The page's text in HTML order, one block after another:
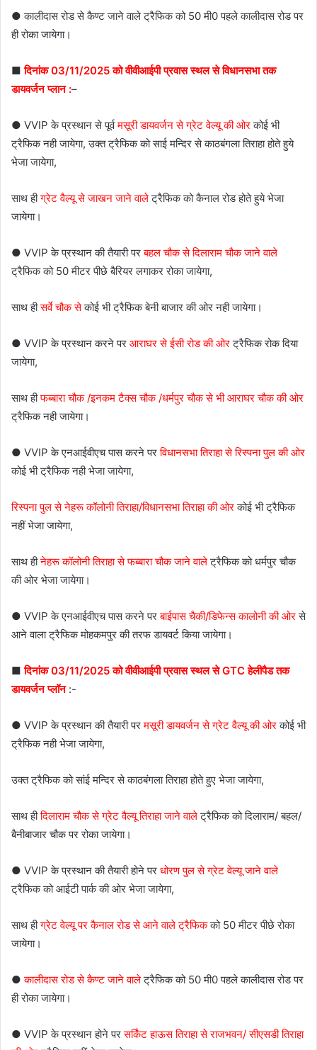
● कालीदास रोड से कैण्ट जाने वाले ट्रैफिक को 50 मी0 पहले कालीदास रोड पर
ही रोका जायेगा।
■दिनांक 03/11/2025 को वीवीआईपी प्रवास स्थल से विधानसभा तक
डायवर्जन प्लान :–
● VVIP के प्रस्थान से पूर्वमसूरी डायवर्जन से ग्रेट वेल्यू की ओरकोई भी
ट्रैफिक नही जायेगा, उक्त ट्रैफिक को साई मन्दिर से काठबंगला तिराहा होते हुये
भेजा जायेगा,
साथ हीग्रेट वैल्यू से जाखन जाने वालेट्रैफिक को कैनाल रोड होते हुये भेजा
जायेगा।
● VVIP के प्रस्थान की तैयारी परबहल चौक से दिलाराम चौक जाने वाले
ट्रैफिक को 50 मीटर पीछे बैरियर लगाकर रोका जायेगा,
साथ हीसर्वे चौक सेकोई भी ट्रैफिक बेनी बाजार की ओर नही जायेगा।
● VVIP के प्रस्थान करने पर आराघर से ईसी रोड की ओरट्रैफिक रोक दिया
जायेगा,
साथ हीफब्बारा चौक /इनकम टैक्स चौक /धर्मपुर चौक से भी आराघर चौक की ओर
ट्रैफिक नही जायेगा।
● VVIP के एनआईवीएच पास करने परविधानसभा तिराहा से रिस्पना पुल की ओर
कोई भी ट्रैफिक नही भेजा जायेगा,
रिस्पना पुल से नेहरू कॉलोनी तिराहा/विधानसभा तिराहा की ओरकोई भी ट्रैफिक
नहीं भेजा जायेगा,
साथ हीनेहरू कॉलोनी तिराहा से फब्बारा चौक जाने वालेट्रैफिक को धर्मपुर चौक
की ओर भेजा जायेगा।
● VVIP के एनआईवीएच पास करने परबाईपास चैकी/डिफेन्स कालोनी की ओरसे
आने वाला ट्रैफिक मोहकमपुर की तरफ डायवर्ट किया जायेगा।
■दिनांक 03/11/2025 को वीवीआईपी प्रवास स्थल से GTC हेलीपैड तक
डायवर्जन प्लॉन:-
● VVIP के प्रस्थान की तैयारी परमसूरी डायवर्जन से ग्रेट वैल्यू की ओरकोई भी
ट्रैफिक नही भेजा जायेगा,
उक्त ट्रैफिक को सांई मन्दिर से काठबंगला तिराहा होते हुए भेजा जायेगा,
साथ हीदिलाराम चौक से ग्रेट वैल्यू तिराहा जाने वालेट्रैफिक को दिलाराम/ बहल/
बैनीबाजार चौक पर रोका जायेगा।
● VVIP के प्रस्थान की तैयारी होने पर धोरण पुल से ग्रेट वेल्यू जाने वाले
ट्रैफिक को आईटी पार्क की ओर भेजा जायेगा,
साथ हीग्रेट वेल्यू पर कैनाल रोड से आने वाले ट्रैफिकको 50 मीटर पीछे रोका
जायेगा।
●कालीदास रोड से कैण्ट जाने वालेट्रैफिक को 50 मी0 पहले कालीदास रोड पर
ही रोका जायेगा।
● VVIP के प्रस्थान होने परसर्किंट हाऊस तिराहा से राजभवन/ सीएसडी तिराहा